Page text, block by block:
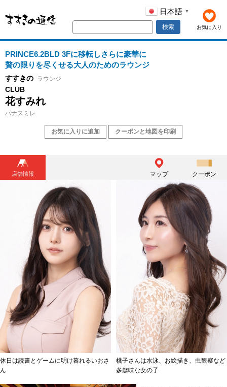
お気に入り
日本語 ▼
検索
PRINCE6.2BLD 3Fに移転しさらに豪華に
贅の限りを尽くせる大人のためのラウンジ
すすきの ラウンジ
CLUB
花すみれ
ハナスミレ
お気に入りに追加 クーポンと地図を印刷
店舗情報 マップ クーポン
休日は読書とゲームに明け暮れるいおさ
ん
桃子さんは水泳、お絵描き、虫観察など
多趣味な女の子